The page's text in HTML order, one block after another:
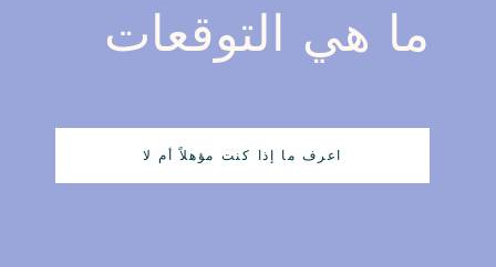
ما هي التوقعات
اعرف ما إذا كنت مؤهلاً أم لا